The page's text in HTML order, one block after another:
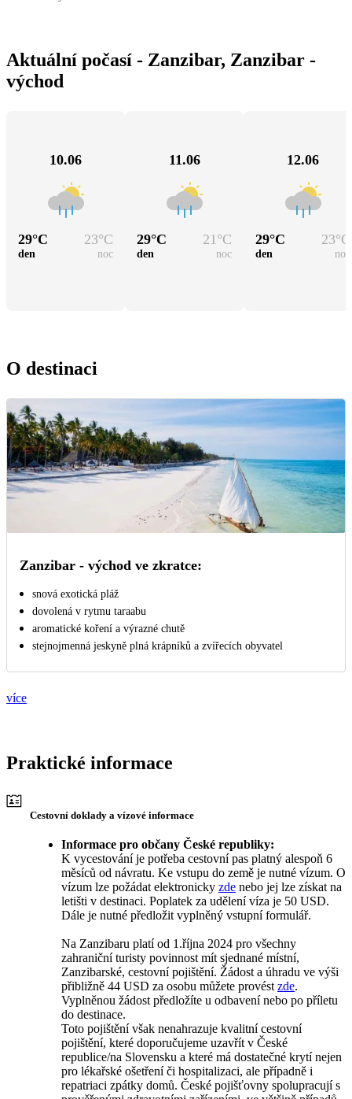
Aktuální počasí - Zanzibar, Zanzibar -
východ
10.06
29°C 23°C
den noc
11.06
29°C 21 °C
den noc
12.06
29°C 23°C
den noc
O destinaci
Zanzibar - východ ve zkratce:
snová exotická pláž
dovolená v rytmu taraabu
aromatické koření a výrazné chutě
stejnojmenná jeskyně plná krápníků a zvířecích obyvatel
více
Praktické informace
Cestovní doklady a vízové informace
Informace pro občany České republiky:
K vycestování je potřeba cestovní pas platný alespoň 6
měsíců od návratu. Ke vstupu do země je nutné vízum. O
vízum lze požádat elektronicky zde nebo jej lze získat na
letišti v destinaci. Poplatek za udělení víza je 50 USD.
Dále je nutné předložit vyplněný vstupní formulář.
Na Zanzibaru platí od 1.října 2024 pro všechny
zahraniční turisty povinnost mít sjednané místní,
Zanzibarské, cestovní pojištění. Žádost a úhradu ve výši
přibližně 44 USD za osobu můžete provéstzde.
Vyplněnou žádost předložíte u odbavení nebo po příletu
do destinace.
Toto pojištění však nenahrazuje kvalitní cestovní
pojištění, které doporučujeme uzavřít v České
republice/na Slovensku a které má dostatečné krytí nejen
pro lékařské ošetření či hospitalizaci, ale případně i
repatriaci zpátky domů. České pojišťovny spolupracují s